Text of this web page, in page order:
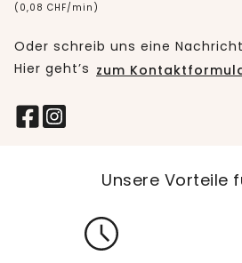
(0,08 CHF/min)
Oder schreib uns eine
Hier geht’s zum
Unsere Vorteile